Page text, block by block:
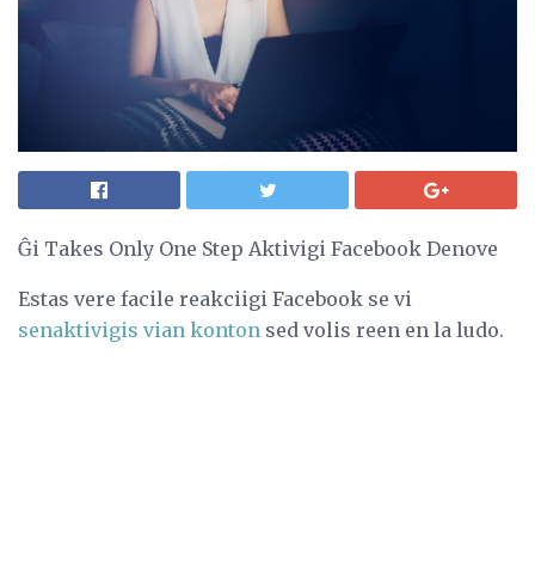
Ĝi Takes Only One Step Aktivigi Facebook Denove
Estas vere facile reakciigi Facebook se vi
senaktivigis vian konton sed volis reen en la ludo.